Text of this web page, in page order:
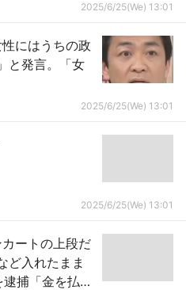
2025/6/25(We) 13:01
性にはうちの政
と発言。「女
2025/6/25(We) 13:01
2025/6/25(We) 13:01
カートの上段だ
ど入れたまま
捕「金を払い